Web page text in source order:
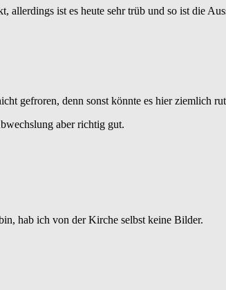
ist es heute sehr trüb und so ist die
gefroren, denn sonst könnte es hier ziemlich
aber richtig gut.
hab ich von der Kirche selbst keine Bilder.